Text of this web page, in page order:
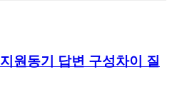
원동기 답변 구성차이 질